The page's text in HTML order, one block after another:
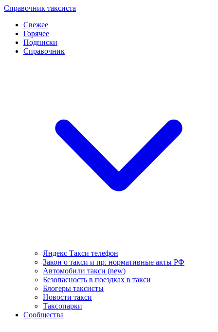
Перейти
контенту
Справочник таксиста
Свежее
Горячее
Подписки
Справочник
Яндекс Такси телефон
Закон о такси и пр. нормативные акты РФ
Автомобили такси (new)
Безопасность в поездках в такси
Блогеры таксисты
Новости такси
Таксопарки
Сообщества